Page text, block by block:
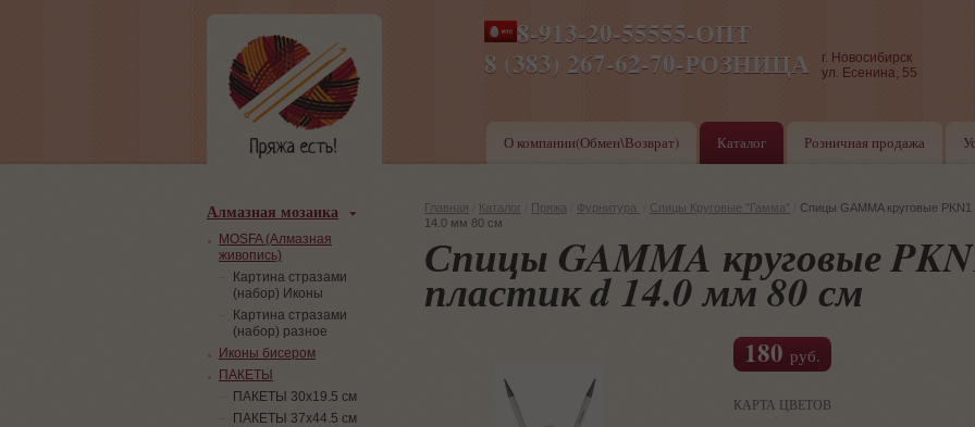
8-913-20-55555-ОПТ
8 (383) 267-62-70-РОЗНИЦА
ПН-ПТ 8-17,СБ-ВС 9-17
г. Новосибирск
ул. Есенина, 55
О компании(Обмен\Возврат) Каталог Розничная продажа
Главная Каталог Пряжа Фурнитура Спицы Круговые "Гамма"
Спицы GAMMA круговые PKN1
14.0 мм 80 см
Спицы GAMMA круговые
пластик d 14.0 мм 80 см
180 руб.
КАРТА ЦВЕТОВ
Алмазная мозаика
MOSFA (Алмазная
живопись)
Картина стразами
(набор) Иконы
Картина стразами
(набор) разное
Иконы бисером
ПАКЕТЫ
ПАКЕТЫ 30х19.5 см
ПАКЕТЫ 37х44.5 см